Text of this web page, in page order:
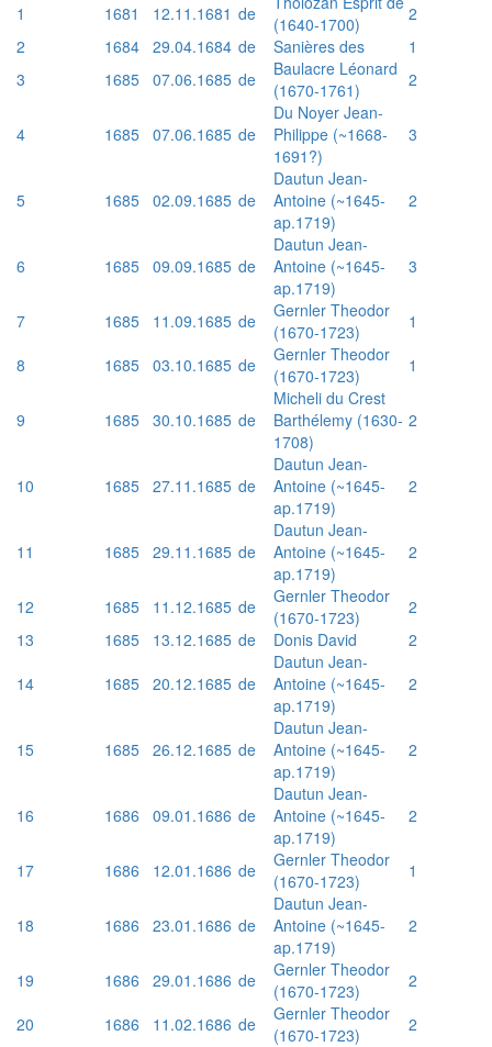
1
1681 12.11.1681 de
(1640-1700)
2
2
1684 29.04.1684 de Sanières des
1
3
1685 07.06.1685 de
Baulacre Léonard
(1670-1761)
2
4 1685 07.06.1685 de
Du Noyer Jean-
Philippe (~1668-
1691?)
3
5 1685 02.09.1685 de
Dautun Jean-
Antoine (~1645-
ap.1719)
2
6 1685 09.09.1685 de
Dautun Jean-
Antoine (~1645-
ap.1719)
3
7 1685 11.09.1685 de
Gernler Theodor
(1670-1723)
1
8
1685 03.10.1685 de
Gernler Theodor
(1670-1723)
1
9 1685 30.10.1685 de
Micheli du Crest
Barthélemy (1630-
1708)
2
10 1685 27.11.1685 de
Dautun Jean-
Antoine (~1645-
ap.1719)
2
11 1685 29.11.1685 de
Dautun Jean-
Antoine (~1645-
ap.1719)
2
12 1685 11.12.1685 de
Gernler Theodor
(1670-1723)
2
13
1685 13.12.1685 de Donis David
2
14
1685 20.12.1685 de
Dautun Jean-
Antoine (~1645-
ap.1719)
2
15 1685 26.12.1685 de
Dautun Jean-
Antoine (~1645-
ap.1719)
2
16 1686 09.01.1686 de
Dautun Jean-
Antoine (~1645-
ap.1719)
2
17 1686 12.01.1686 de
Gernler Theodor
(1670-1723)
1
18 1686 23.01.1686 de
Dautun Jean-
Antoine (~1645-
ap.1719)
2
19 1686 29.01.1686 de
Gernler Theodor
(1670-1723)
2
20
1686 11.02.1686 de
Gernler Theodor
(1670-1723)
2